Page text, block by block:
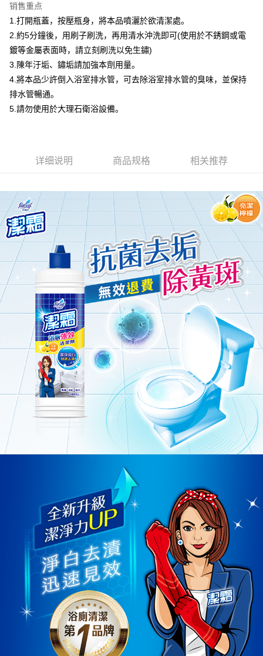
1. 於付款方式選擇AFTEE先享後付，將跳出AFTEE先享後付手機驗證視
窗。
2. 進行簡訊驗證之後，即可完成結帳手續。
3. 訂單確認後不需事先繳費，商品會配送至您的指定地址。
4. 下訂完成後，您的手機會收到一封繳費通知簡訊，APP會員則會收到
AFTEE APP推播通知。
5. 收到商品當下無需繳費，確認無誤後，請再利用繳費通知簡訊或AFTEE
APP於四大便利商店‧ATM/網銀等方式進行付款。
請留意繳費期限為 14 天。唯有下載 AFTEE App 成為 AFTEE 會員者方能享
夠在期限內收到商品(例如:預購商品或預計到貨時間較長者)。因此無論收到
二、付款限制
1. 初次使用 AFTEE 時，將依認證結果及本公司審查結果，核予每個人不同
之上限額度
2. 結帳金額須大於NT$30
3. 目前僅支援台灣會員
三、聲明條款
「AFTEE先享後付」(下稱本服務)乃由恩沛科技股份有限公司(下稱 AFTEE )
所提供，並由 AFTEE 向您收取款項。因使用本服務所須提供之個人資料(包
含但不限於訂購人姓名、電話，收件人姓名、電話、收件地址)，將交付予
AFTEE 於本服務必要服務範圍內運用。關於 AFTEE 對於個人資料之蒐集、
處理、利用，詳參 AFTEE 官網之『個人資料蒐集、處理及利用告知聲明』
https://aftee.tw/privacypolicy/ ）。
若款項超過繳費期限，將根據當次的金額加收年利率 16% 的逾期滯納金。
未成年的使用者，請事先徵得法定代理人或監護人之同意方可使用
AFTEE。
若您對於個人資料之處理、利用有任何疑問，或欲行使相關法律權利，請聯
繫恩沛科技股份有限公司。若您不同意我們將上開所示之個人資料，連同必
要之購買訂單資訊提供予 AFTEE ，或讓 AFTEE 蒐集處理利用您的個人資
料，請勿選用本服務。
ATM付款
运送方式
全家取貨付款
付款後全家取貨
每笔NT$60，满NT$599(含以上)免运费
宅配
每笔NT$120，满NT$899(含以上)免运费
销售重点
1.打開瓶蓋，按壓瓶身，將本品噴灑於欲清潔處。
2.約5分鐘後，用刷子刷洗，再用清水沖洗即可(使用於不銹鋼或電
鍍等金屬表面時，請立刻刷洗以免生鏽)
3.陳年汙垢、鏽垢請加強本劑用量。
4.將本品少許倒入浴室排水管，可去除浴室排水管的臭味，並保持
排水管暢通。
5.請勿使用於大理石衛浴設備。
详细说明 商品规格 相关推荐